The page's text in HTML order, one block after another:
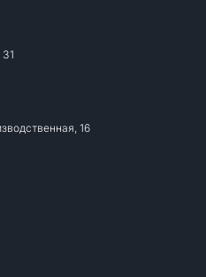
16